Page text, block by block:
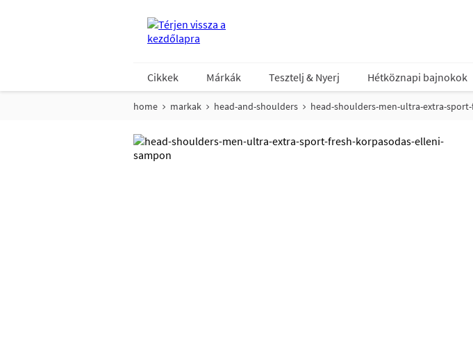
Cikkek Márkák Tesztelj & Nyerj Hétköznapi bajnokok
home markak head-and-shoulders head-shoulders-men-ultra-extra-